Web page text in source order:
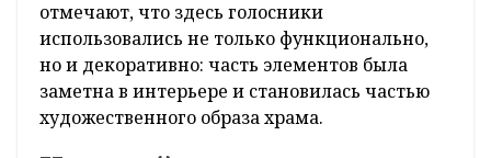
Главная особенность Коложской церкви
скрыта прямо в кладке стен. Внутрь были
встроены керамические сосуды – так
называемые голосники. Они работали как
резонаторы и улучшали акустику внутри